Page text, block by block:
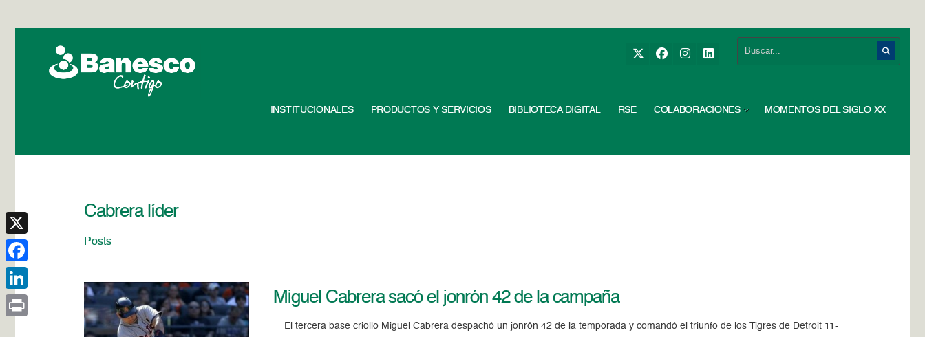
INSTITUCIONALES PRODUCTOS Y SERVICIOS BIBLIOTECA DIGITAL RSE COLABORACIONES MOMENTOS DEL SIGLO XX
Cabrera líder
Posts
Miguel Cabrera sacó el jonrón 42 de la campaña
El tercera base criollo Miguel Cabrera despachó un jonrón 42 de la temporada y comandó el triunfo de los Tigres de Detroit 11-
X
Facebook
LinkedIn